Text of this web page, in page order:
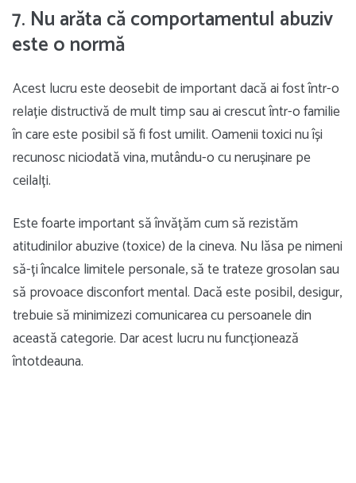
7. Nu arăta că comportamentul abuziv
este o normă
Acest lucru este deosebit de important dacă ai fost într-o
relație distructivă de mult timp sau ai crescut într-o familie
în care este posibil să fi fost umilit. Oamenii toxici nu își
recunosc niciodată vina, mutându-o cu nerușinare pe
ceilalți.
Este foarte important să învățăm cum să rezistăm
atitudinilor abuzive (toxice) de la cineva. Nu lăsa pe nimeni
să-ți încalce limitele personale, să te trateze grosolan sau
să provoace disconfort mental. Dacă este posibil, desigur,
trebuie să minimizezi comunicarea cu persoanele din
această categorie. Dar acest lucru nu funcționează
întotdeauna.